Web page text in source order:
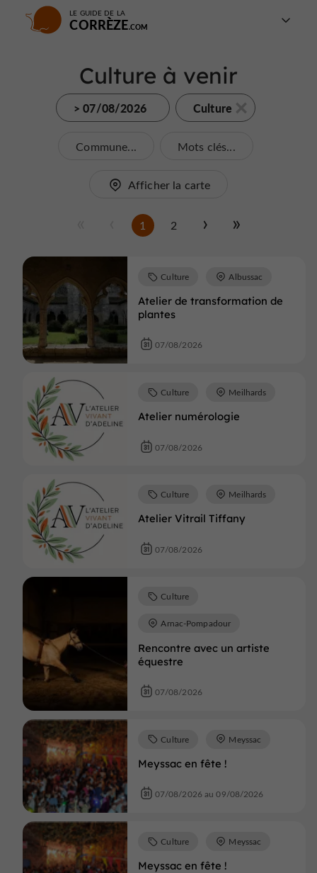
LE GUIDE DE LA
CORRÈZE
Culture à venir
> 07/08/2026 Culture
Commune... Mots clés...
Afficher la carte
1 2
Atelier de transformation de
plantes
Culture Albussac
07/08/2026
Atelier numérologie
Culture Meilhards
07/08/2026
Atelier Vitrail Tiffany
Culture Meilhards
07/08/2026
Rencontre avec un artiste
équestre
Culture
Arnac-Pompadour
07/08/2026
Meyssac en fête !
Culture Meyssac
07/08/2026 au 09/08/2026
Meyssac en fête !
Culture Meyssac